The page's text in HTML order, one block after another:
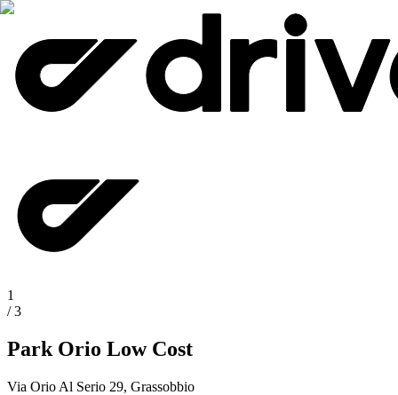
1
/3
Park Orio Low Cost
Via Orio Al Serio 29, Grassobbio